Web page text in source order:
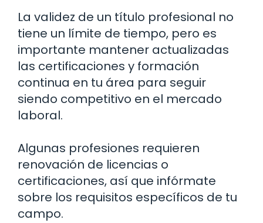
La validez de un título profesional no
tiene un límite de tiempo, pero es
importante mantener actualizadas
las certificaciones y formación
continua en tu área para seguir
siendo competitivo en el mercado
laboral.
Algunas profesiones requieren
renovación de licencias o
certificaciones, así que infórmate
sobre los requisitos específicos de tu
campo.